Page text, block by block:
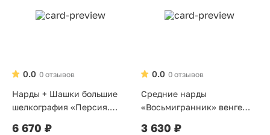
0 отзывов
0.0
Нарды + Шашки большие
шелкография «Персия.
6 670 ₽
0 отзывов
0.0
Средние нарды
«Восьмигранник» венге
3 630 ₽